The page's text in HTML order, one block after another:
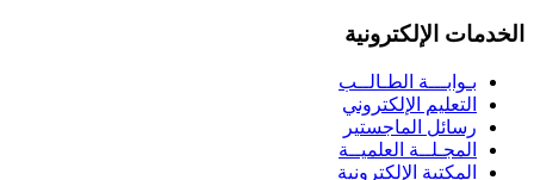
الخدمات الإلكترونية
بـوابـــة الطـالــب
التعليم الإلكتروني
رسائل الماجستير
المجـلــة العلميــة
المكتبة الإلكترونية